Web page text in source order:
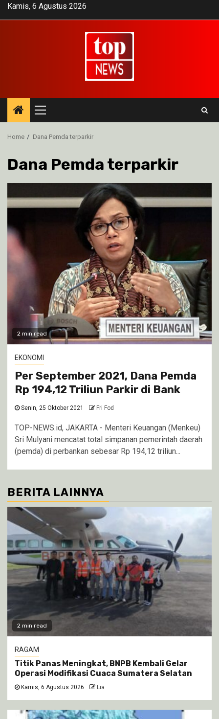
SkipKamis, 6 Agustus 2026
Primary
Menu
Home Dana Pemda terparkir
Dana Pemda terparkir
2 min read
EKONOMI
Per September 2021, Dana Pemda
Rp 194,12 Triliun Parkir di Bank
Senin, 25 Oktober 2021 Fri Fod
TOP-NEWS.id, JAKARTA - Menteri Keuangan (Menkeu)
Sri Mulyani mencatat total simpanan pemerintah daerah
(pemda) di perbankan sebesar Rp 194,12 triliun...
BERITA LAINNYA
2 min read
RAGAM
Titik Panas Meningkat, BNPB Kembali Gelar
Operasi Modifikasi Cuaca Sumatera Selatan
Kamis, 6 Agustus 2026 Lia